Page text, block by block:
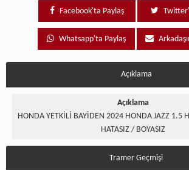
Facebook'ta Paylaş
Whatsapp'ta Paylaş
Açıklama
Açıklama
HONDA YETKİLİ BAYİDEN 2024 HONDA JAZZ 1.5
HATASIZ / BOYASIZ
Tramer Geçmişi